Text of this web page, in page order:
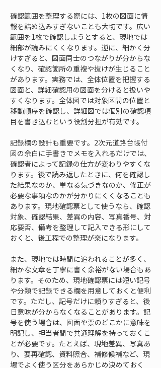
確認範囲を整理する際には、1枚の図面に情
報を詰め込みすぎないことも大切です。広い
範囲を1枚で確認しようとすると、現地では
細部が読みにくくなります。逆に、細かく分
けすぎると、図面同士のつながりが分からな
くなり、確認箇所の重複や抜けが生じること
があります。実務では、全体位置を把握する
図面と、詳細確認用の図面を分けると扱いや
すくなります。全体図では対象区間の位置と
移動順序を確認し、詳細図では個別の確認項
目を書き込むという役割分担が有効です。
記録欄の設計も重要です。2次元道路台帳付
図の余白に手書きでメモを入れるだけでは、
確認者によって記録の仕方が変わりやすくな
ります。後で読み返したときに、何を確認し
た結果なのか、単なる気づきなのか、修正が
必要な事項なのかが分かりにくくなることも
あります。現地確認票として使うなら、確認
対象、確認結果、差異の内容、写真番号、対
応要否、備考を整理して記入できる形にして
おくと、後工程での整理が楽になります。
また、現地では時間に追われることが多く、
細かな文章を丁寧に書く余裕がない場合もあ
ります。そのため、現地確認票には短い記号
や分類で記録できる欄を用意しておくと便利
です。ただし、記号だけに頼りすぎると、後
日意味が分からなくなることがあります。記
号を使う場合は、図面や票のどこかに意味を
明記し、担当者間で共通理解を持っておくこ
とが必要です。たとえば、現地差異、写真あ
り、要再確認、資料照合、補修候補など、現
場でよく使う区分をあらかじめ決めておく